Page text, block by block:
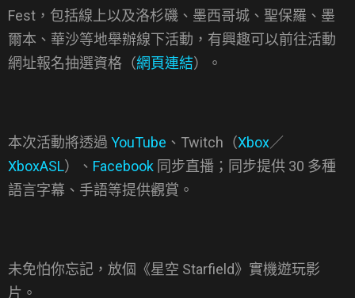
Fest，包括線上以及洛杉磯、墨西哥城、聖保羅、墨
爾本、華沙等地舉辦線下活動，有興趣可以前往活動
網址報名抽選資格（網頁連結）。
本次活動將透過 YouTube 、Twitch（Xbox／
XboxASL）、 Facebook 同步直播；同步提供 30 多種
語言字幕、手語等提供觀賞。
未免怕你忘記，放個《星空 Starfield》實機遊玩影
片。